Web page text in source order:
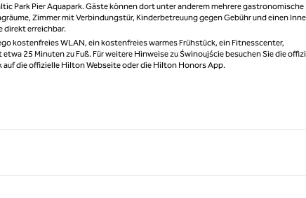
Park Pier Aquapark. Gäste können dort unter anderem mehrere gastronomische
Zimmer mit Verbindungstür, Kinderbetreuung gegen Gebühr und einen
direkt erreichbar.
kostenfreies WLAN, ein kostenfreies warmes Frühstück, ein Fitnesscenter,
25 Minuten zu Fuß. Für weitere Hinweise zu Świnoujście besuchen Sie die
die offizielle Hilton Webseite oder die Hilton Honors App.